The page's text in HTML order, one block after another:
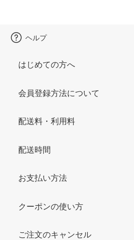
ヘルプ
はじめての方へ
会員登録方法について
配送料・利用料
配送時間
お支払い方法
クーポンの使い方
ご注文のキャンセル